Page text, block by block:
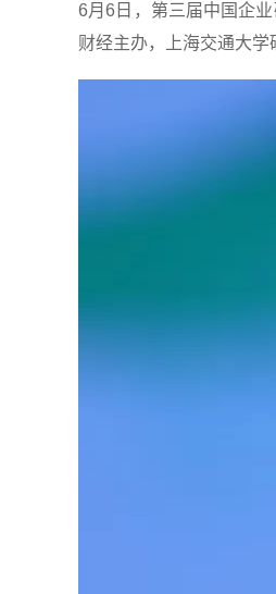
6月6日，第三届中国企
财经主办，上海交通大学